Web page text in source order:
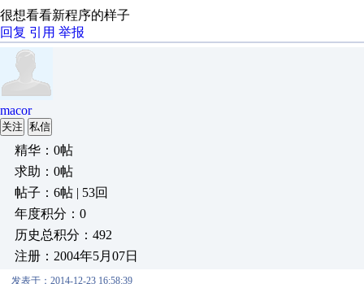
很想看看新程序的样子
回复 引用 举报
macor
关注 私信
精华：0帖
求助：0帖
帖子：6帖 | 53回
年度积分：0
历史总积分：492
注册：2004年5月07日
发表于：2014-12-23 16:58:39